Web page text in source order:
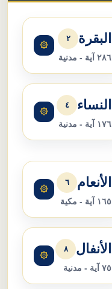
البقرة ٢
٢٨٦ آية - مدنية
۞
النساء ٤
١٧٦ آية - مدنية
۞
الأنعام ٦
١٦٥ آية - مكية
۞
الأنفال ٨
٧٥ آية - مدنية
۞